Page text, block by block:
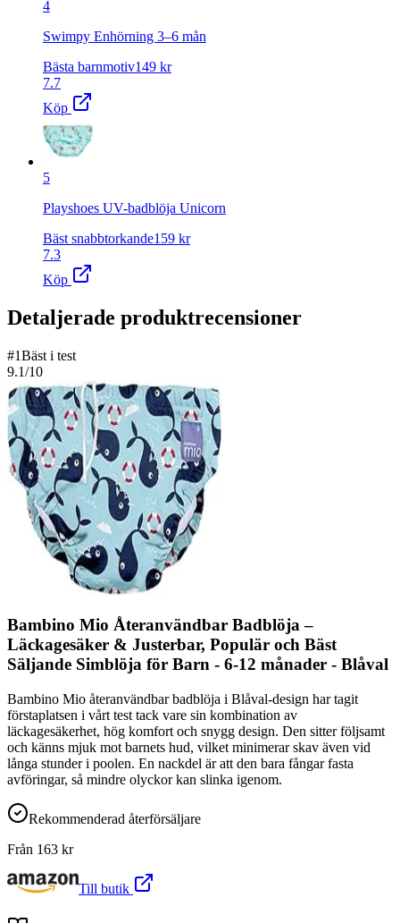
4
Swimpy Enhörning 3–6 mån
Bästa barnmotiv149 kr
7.7
Köp
5
Playshoes UV-badblöja Unicorn
Bäst snabbtorkande159 kr
7.3
Köp
Detaljerade produktrecensioner
#1Bäst i test
9.1/10
Bambino Mio Återanvändbar Badblöja –
Läckagesäker & Justerbar, Populär och Bäst
Säljande Simblöja för Barn - 6-12 månader - Blåval
Bambino Mio återanvändbar badblöja i Blåval-design har tagit
förstaplatsen i vårt test tack vare sin kombination av
läckagesäkerhet, hög komfort och snygg design. Den sitter följsamt
och känns mjuk mot barnets hud, vilket minimerar skav även vid
långa stunder i poolen. En nackdel är att den bara fångar fasta
avföringar, så mindre olyckor kan slinka igenom.
Rekommenderad återförsäljare
Från 163 kr
Till butik